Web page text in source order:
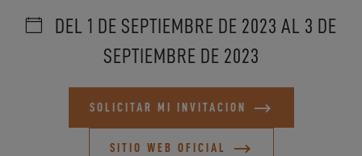
DEL 1 DE SEPTIEMBRE DE 2023 AL 3 DE
SEPTIEMBRE DE 2023
SOLICITAR MI INVITACION
SITIO WEB OFICIAL